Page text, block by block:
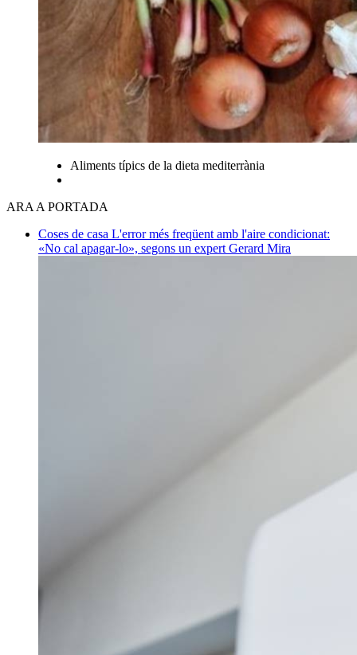
Aliments típics de la dieta mediterrània
ARA A PORTADA
Coses de casa L'error més freqüent amb l'aire condicionat:
«No cal apagar-lo», segons un expert Gerard Mira